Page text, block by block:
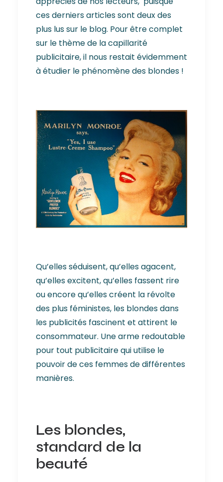
ces derniers articles sont deux des
plus lus sur le blog. Pour être complet
sur le thème de la capillarité
publicitaire, il nous restait évidemment
à étudier le phénomène des blondes !
Qu’elles séduisent, qu’elles agacent,
qu’elles excitent, qu’elles fassent rire
ou encore qu’elles créent la révolte
des plus féministes, les blondes dans
les publicités fascinent et attirent le
consommateur. Une arme redoutable
pour tout publicitaire qui utilise le
pouvoir de ces femmes de différentes
manières.
Les blondes,
standard de la
beauté